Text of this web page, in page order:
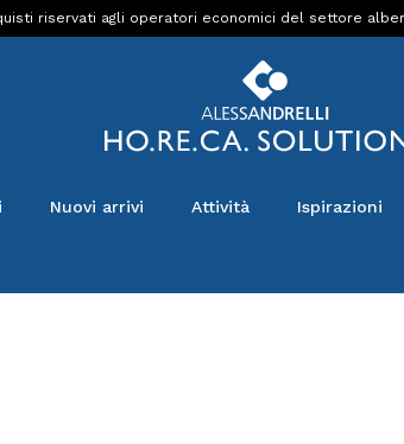
riservati agli operatori economici del settore
Nuovi arrivi Attività Ispirazioni